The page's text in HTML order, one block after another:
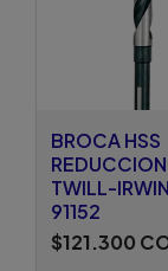
BROCA HSS
TWILL-
91152
$121.300